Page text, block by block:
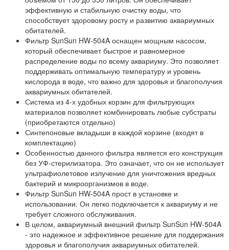
эффективную и стабильную очистку воды, что
способствует здоровому росту и развитию аквариумных
обитателей.
Фильтр SunSun HW-504A оснащен мощным насосом,
который обеспечивает быстрое и равномерное
распределение воды по всему аквариуму. Это позволяет
поддерживать оптимальную температуру и уровень
кислорода в воде, что важно для здоровья и благополучия
аквариумных обитателей.
Система из 4-х удобных корзин для фильтрующих
материалов позволяет комбинировать любые субстраты
(приобретаются отдельно)
Синтепоновые вкладыши в каждой корзине (входят в
комплектацию)
Особенностью данного фильтра является его конструкция
без УФ-стерилизатора. Это означает, что он не использует
ультрафиолетовое излучение для уничтожения вредных
бактерий и микроорганизмов в воде.
Фильтр SunSun HW-504A прост в установке и
использовании. Он легко подключается к аквариуму и не
требует сложного обслуживания.
В целом, аквариумный внешний фильтр SunSun HW-504A
- это надежное и эффективное решение для поддержания
здоровья и благополучия аквариумных обитателей.